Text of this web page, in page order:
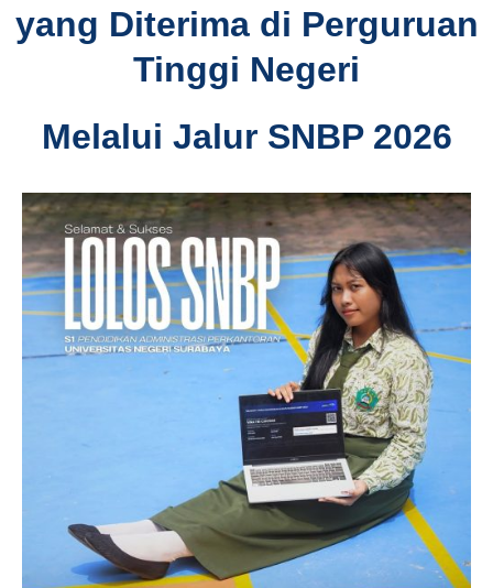
yang Diterima di Perguruan
Tinggi Negeri
Melalui Jalur SNBP 2026